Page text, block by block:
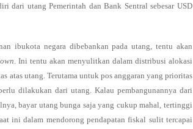
dari utang Pemerintah dan Bank Sentral sebesar USD
ibukota negara dibebankan pada utang, tentu akan
. Ini tentu akan menyulitkan dalam distribusi alokasi
atas utang. Terutama untuk pos anggaran yang prioritas
dilakukan dari utang. Kalau pembangunannya dari
bayar utang bunga saja yang cukup mahal, tertinggi
ini dalam mendorong pendapatan fiskal sulit tercapai